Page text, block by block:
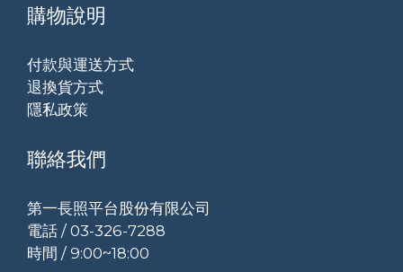
購物說明
付款與運送方式
退換貨方式
隱私政策
聯絡我們
第一長照平台股份有限公司
電話 / 03-326-7288
時間 / 9:00~18:00